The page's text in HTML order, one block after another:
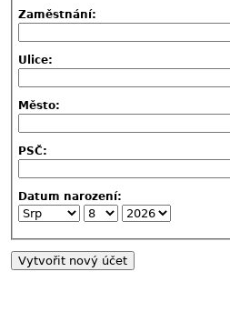
Zaměstnání:
Ulice:
Město:
PSČ:
Datum narození: